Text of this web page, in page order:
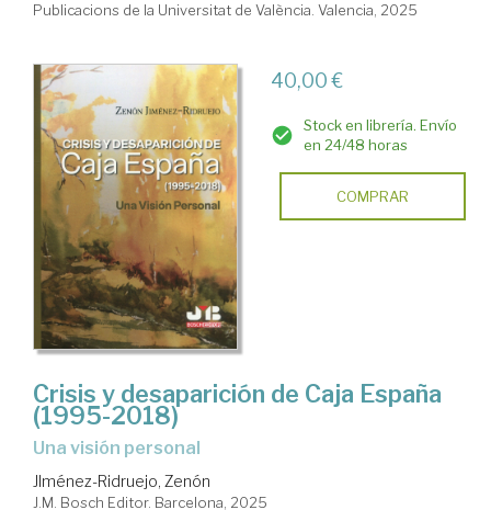
Publicacions de la Universitat de València. Valencia, 2025
40,00 €
Stock en librería. Envío
en 24/48 horas
COMPRAR
Crisis y desaparición de Caja España
(1995-2018)
Una visión personal
JIménez-Ridruejo, Zenón
J.M. Bosch Editor. Barcelona, 2025